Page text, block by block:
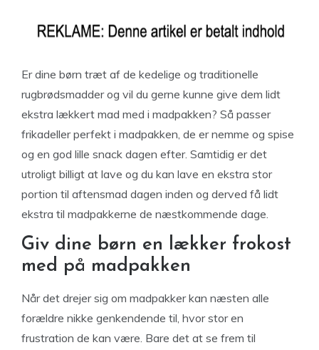
Er dine børn træt af de kedelige og traditionelle
rugbrødsmadder og vil du gerne kunne give dem lidt
ekstra lækkert mad med i madpakken? Så passer
frikadeller perfekt i madpakken, de er nemme og spise
og en god lille snack dagen efter. Samtidig er det
utroligt billigt at lave og du kan lave en ekstra stor
portion til aftensmad dagen inden og derved få lidt
ekstra til madpakkerne de næstkommende dage.
Giv dine børn en lækker frokost
med på madpakken
Når det drejer sig om madpakker kan næsten alle
forældre nikke genkendende til, hvor stor en
frustration de kan være. Bare det at se frem til